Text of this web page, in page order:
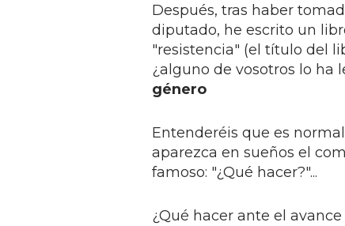
Después, tras haber
diputado, he escrito un
"resistencia" (el título del
¿alguno de vosotros lo ha
género
Entenderéis que es
aparezca en sueños el
famoso: "¿Qué hacer?"...
¿Qué hacer ante el